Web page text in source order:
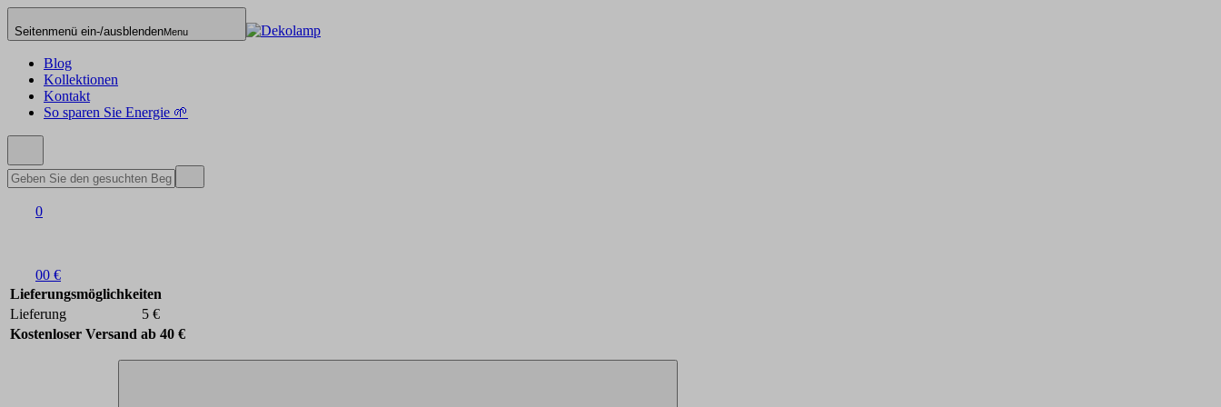
Seitenmenü ein-/ausblendenMenu
Blog
Kollektionen
Kontakt
So sparen Sie Energie 🌱
0
00 €
Lieferungsmöglichkeiten
Lieferung
5 €
Kostenloser Versand ab 40 €